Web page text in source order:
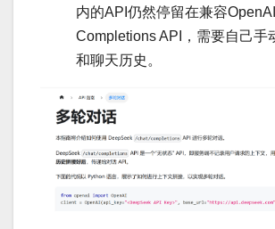
内的API仍然停留在兼容
Completions API，需要自己手
和聊天历史。